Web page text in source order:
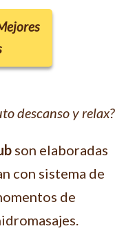
descanso y relax?
son elaboradas
con sistema de
de